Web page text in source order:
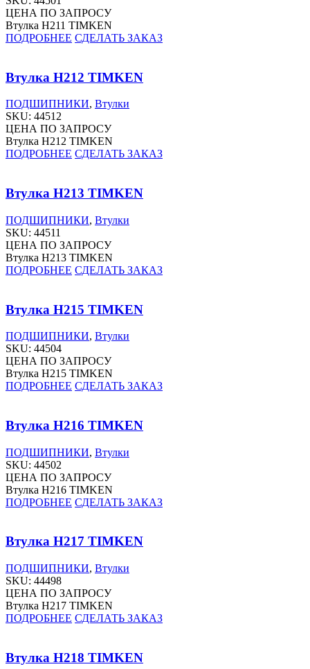
ЦЕНА ПО ЗАПРОСУ
Втулка H211 TIMKEN
ПОДРОБНЕЕ СДЕЛАТЬ ЗАКАЗ
Втулка H212 TIMKEN
ПОДШИПНИКИ, Втулки
SKU: 44512
ЦЕНА ПО ЗАПРОСУ
Втулка H212 TIMKEN
ПОДРОБНЕЕ СДЕЛАТЬ ЗАКАЗ
Втулка H213 TIMKEN
ПОДШИПНИКИ, Втулки
SKU: 44511
ЦЕНА ПО ЗАПРОСУ
Втулка H213 TIMKEN
ПОДРОБНЕЕ СДЕЛАТЬ ЗАКАЗ
Втулка H215 TIMKEN
ПОДШИПНИКИ, Втулки
SKU: 44504
ЦЕНА ПО ЗАПРОСУ
Втулка H215 TIMKEN
ПОДРОБНЕЕ СДЕЛАТЬ ЗАКАЗ
Втулка H216 TIMKEN
ПОДШИПНИКИ, Втулки
SKU: 44502
ЦЕНА ПО ЗАПРОСУ
Втулка H216 TIMKEN
ПОДРОБНЕЕ СДЕЛАТЬ ЗАКАЗ
Втулка H217 TIMKEN
ПОДШИПНИКИ, Втулки
SKU: 44498
ЦЕНА ПО ЗАПРОСУ
Втулка H217 TIMKEN
ПОДРОБНЕЕ СДЕЛАТЬ ЗАКАЗ
Втулка H218 TIMKEN